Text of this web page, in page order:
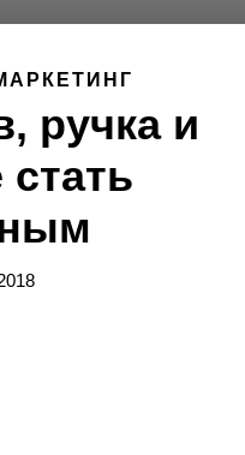
ручка и